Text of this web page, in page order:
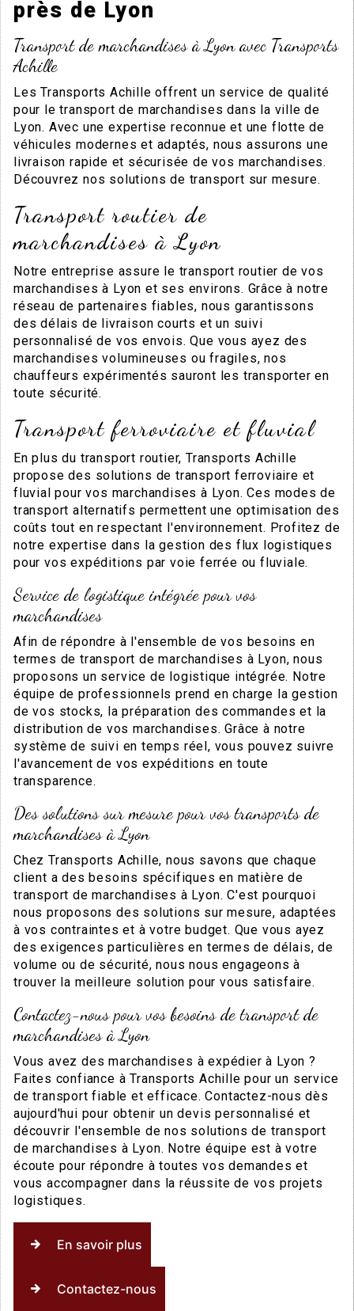
près de Lyon
Transport de marchandises à Lyon avec Transports
Achille
Les Transports Achille offrent un service de qualité
pour le transport de marchandises dans la ville de
Lyon. Avec une expertise reconnue et une flotte de
véhicules modernes et adaptés, nous assurons une
livraison rapide et sécurisée de vos marchandises.
Découvrez nos solutions de transport sur mesure.
Transport routier de
marchandises à Lyon
Notre entreprise assure le transport routier de vos
marchandises à Lyon et ses environs. Grâce à notre
réseau de partenaires fiables, nous garantissons
des délais de livraison courts et un suivi
personnalisé de vos envois. Que vous ayez des
marchandises volumineuses ou fragiles, nos
chauffeurs expérimentés sauront les transporter en
toute sécurité.
Transport ferroviaire et fluvial
En plus du transport routier, Transports Achille
propose des solutions de transport ferroviaire et
fluvial pour vos marchandises à Lyon. Ces modes de
transport alternatifs permettent une optimisation des
coûts tout en respectant l'environnement. Profitez de
notre expertise dans la gestion des flux logistiques
pour vos expéditions par voie ferrée ou fluviale.
Service de logistique intégrée pour vos
marchandises
Afin de répondre à l'ensemble de vos besoins en
termes de transport de marchandises à Lyon, nous
proposons un service de logistique intégrée. Notre
équipe de professionnels prend en charge la gestion
de vos stocks, la préparation des commandes et la
distribution de vos marchandises. Grâce à notre
système de suivi en temps réel, vous pouvez suivre
l'avancement de vos expéditions en toute
transparence.
Des solutions sur mesure pour vos transports de
marchandises à Lyon
Chez Transports Achille, nous savons que chaque
client a des besoins spécifiques en matière de
transport de marchandises à Lyon. C'est pourquoi
nous proposons des solutions sur mesure, adaptées
à vos contraintes et à votre budget. Que vous ayez
des exigences particulières en termes de délais, de
volume ou de sécurité, nous nous engageons à
trouver la meilleure solution pour vous satisfaire.
Contactez-nous pour vos besoins de transport de
marchandises à Lyon
Vous avez des marchandises à expédier à Lyon ?
Faites confiance à Transports Achille pour un service
de transport fiable et efficace. Contactez-nous dès
aujourd'hui pour obtenir un devis personnalisé et
découvrir l'ensemble de nos solutions de transport
de marchandises à Lyon. Notre équipe est à votre
écoute pour répondre à toutes vos demandes et
vous accompagner dans la réussite de vos projets
logistiques.
En savoir plus
Contactez-nous